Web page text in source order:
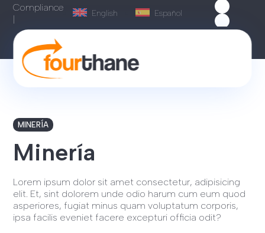
Compliance
|
English Español
MINERÍA
Minería
Lorem ipsum dolor sit amet consectetur, adipisicing
elit. Et, sint dolorem unde odio harum cum eum quod
asperiores, fugiat minus quam voluptatum corporis,
ipsa facilis eveniet facere excepturi officia odit?